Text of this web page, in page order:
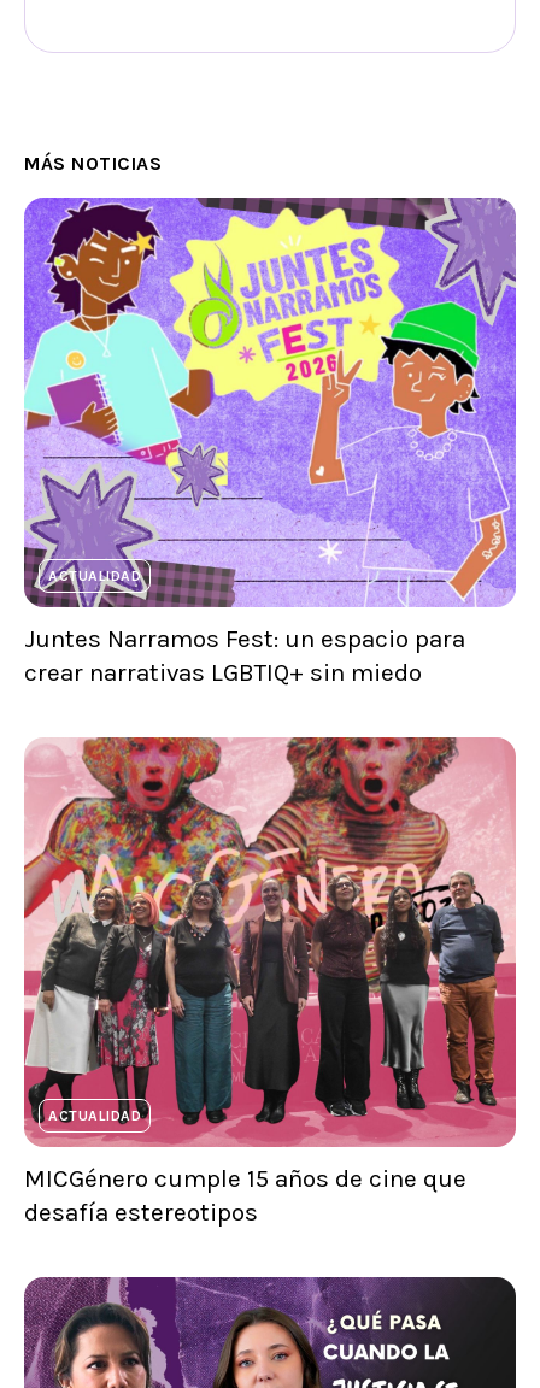
MÁS NOTICIAS
ACTUALIDAD
Juntes Narramos Fest: un espacio para
crear narrativas LGBTIQ+ sin miedo
ACTUALIDAD
MICGénero cumple 15 años de cine que
desafía estereotipos